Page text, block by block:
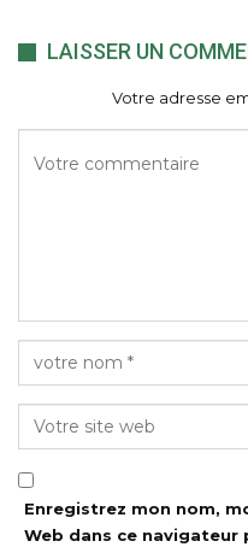
LAISSER UN
Votre adresse
Enregistrez mon nom,
Web dans ce